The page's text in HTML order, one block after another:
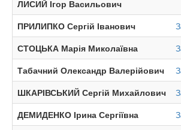
ЛИСИЙ Ігор Васильович
ПРИЛИПКО Сергій Іванович
СТОЦЬКА Марія Миколаївна
Табачний Олександр Валерійович
ШКАРІВСЬКИЙ Сергій Михайлович
ДЕМИДЕНКО Ірина Сергіївна